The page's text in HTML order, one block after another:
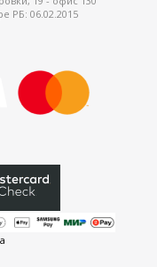
РБ: 06.02.2015